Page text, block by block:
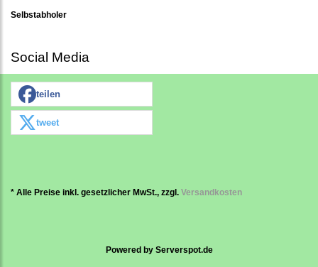
Selbstabholer
Social Media
teilen
tweet
* Alle Preise inkl. gesetzlicher MwSt., zzgl. Versandkosten
Powered by Serverspot.de